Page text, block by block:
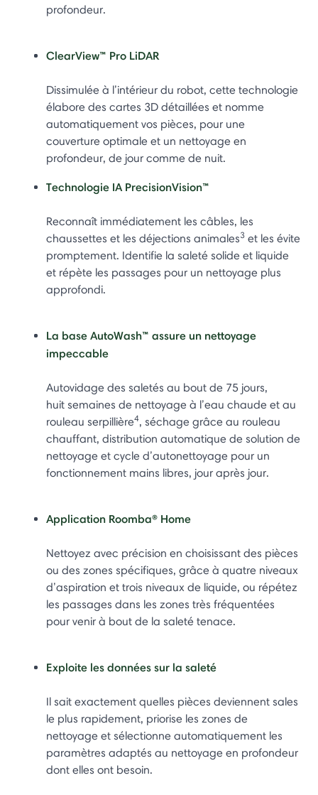
profondeur.
ClearView™ Pro LiDAR
Dissimulée à l’intérieur du robot, cette technologie
élabore des cartes 3D détaillées et nomme
automatiquement vos pièces, pour une
couverture optimale et un nettoyage en
profondeur, de jour comme de nuit.
Technologie IA PrecisionVision™
Reconnaît immédiatement les câbles, les
chaussettes et les déjections animales3 et les évite
promptement. Identifie la saleté solide et liquide
et répète les passages pour un nettoyage plus
approfondi.
La base AutoWash™ assure un nettoyage
impeccable
Autovidage des saletés au bout de 75 jours,
huit semaines de nettoyage à l’eau chaude et au
rouleau serpillière4, séchage grâce au rouleau
chauffant, distribution automatique de solution de
nettoyage et cycle d’autonettoyage pour un
fonctionnement mains libres, jour après jour.
Application Roomba® Home
Nettoyez avec précision en choisissant des pièces
ou des zones spécifiques, grâce à quatre niveaux
d’aspiration et trois niveaux de liquide, ou répétez
les passages dans les zones très fréquentées
pour venir à bout de la saleté tenace.
Exploite les données sur la saleté
Il sait exactement quelles pièces deviennent sales
le plus rapidement, priorise les zones de
nettoyage et sélectionne automatiquement les
paramètres adaptés au nettoyage en profondeur
dont elles ont besoin.